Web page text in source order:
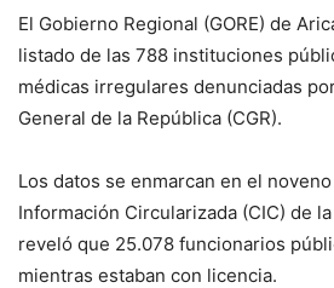
El Gobierno Regional (GORE) de
listado de las 788 instituciones
médicas irregulares denunciadas
General de la República (CGR).
Los datos se enmarcan en el
Información Circularizada (CIC) de
reveló que 25.078 funcionarios
mientras estaban con licencia.